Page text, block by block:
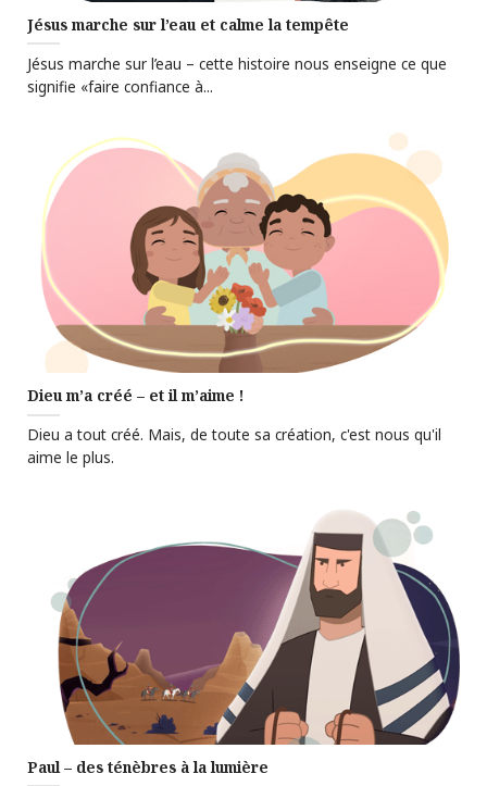
Jésus marche sur l’eau et calme la tempête
Jésus marche sur l’eau – cette histoire nous enseigne ce que
signifie «faire confiance à...
Dieu m’a créé – et il m’aime !
Dieu a tout créé. Mais, de toute sa création, c'est nous qu'il
aime le plus.
Paul – des ténèbres à la lumière